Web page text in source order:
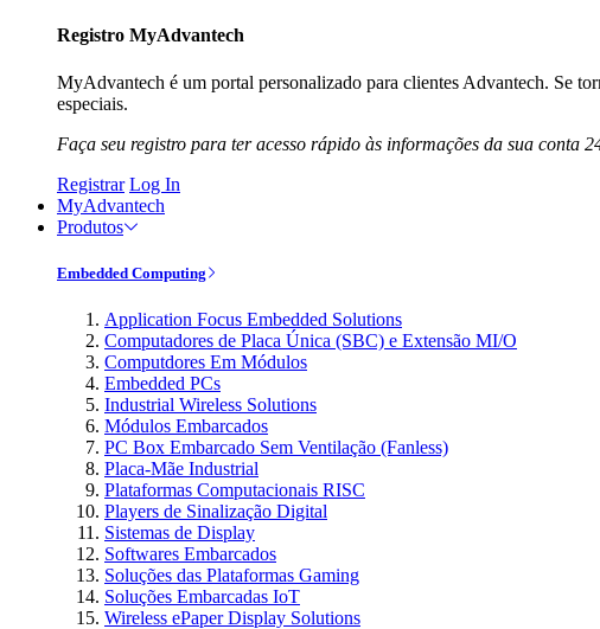
Registro MyAdvantech
MyAdvantech é um portal personalizado para clientes Advantech. Se
especiais.
Faça seu registro para ter acesso rápido às informações da sua conta
Registrar Log In
MyAdvantech
Produtos
Embedded Computing
Application Focus Embedded Solutions
Computadores de Placa Única (SBC) e Extensão MI/O
Computdores Em Módulos
Embedded PCs
Industrial Wireless Solutions
Módulos Embarcados
PC Box Embarcado Sem Ventilação (Fanless)
Placa-Mãe Industrial
Plataformas Computacionais RISC
Players de Sinalização Digital
Sistemas de Display
Softwares Embarcados
Soluções das Plataformas Gaming
Soluções Embarcadas IoT
Wireless ePaper Display Solutions